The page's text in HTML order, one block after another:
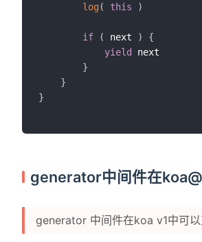
log( this )
if ( next )
{
yield
next
}
}
}
generator中间件在
generator 中间件在koa v1中可以